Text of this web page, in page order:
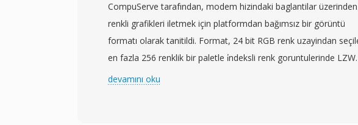
CompuServe tarafından, modem hizindaki baglantilar üzerinden
renkli grafikleri iletmek için platformdan bağımsız bir görüntü
formatı olarak tanitildi. Format, 24 bit RGB renk uzayindan
en fazla 256 renklik bir paletle i̇ndeksli renk goruntulerinde LZW
(Lempel-Ziv-Welch) kayıpsız sıkıştırma kullanır. GIF&#039;ın en
devamını oku